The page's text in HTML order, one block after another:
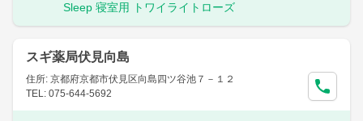
Sleep 寝室用 トワイライトローズ
スギ薬局伏見向島
住所: 京都府京都市伏見区向島四ツ谷池７－１２
TEL: 075-644-5692